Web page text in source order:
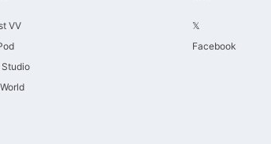
VV
Studio
𝕏
Facebook